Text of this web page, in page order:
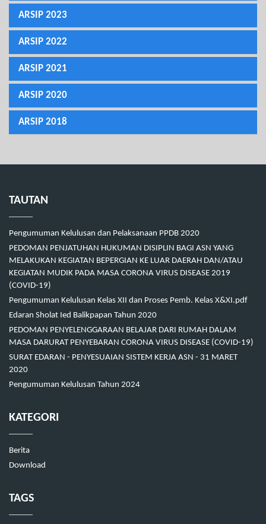
ARSIP 2023
ARSIP 2022
ARSIP 2021
ARSIP 2020
ARSIP 2018
TAUTAN
Pengumuman Kelulusan dan Pelaksanaan PPDB 2020
PEDOMAN PENJATUHAN HUKUMAN DISIPLIN BAGI ASN YANG
MELAKUKAN KEGIATAN BEPERGIAN KE LUAR DAERAH DAN/ATAU
KEGIATAN MUDIK PADA MASA CORONA VIRUS DISEASE 2019
(COVID-19)
Pengumuman Kelulusan Kelas XII dan Proses Pemb. Kelas X&XI.pdf
Edaran Sholat Ied Balikpapan Tahun 2020
PEDOMAN PENYELENGGARAAN BELAJAR DARI RUMAH DALAM
MASA DARURAT PENYEBARAN CORONA VIRUS DISEASE (COVID-19)
SURAT EDARAN - PENYESUAIAN SISTEM KERJA ASN - 31 MARET
2020
Pengumuman Kelulusan Tahun 2024
KATEGORI
Berita
Download
TAGS